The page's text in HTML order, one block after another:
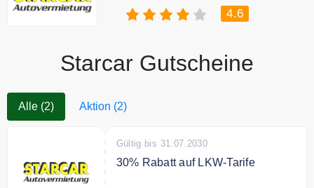
4.6
Starcar Gutscheine
Alle (2) Aktion (2)
Gültig bis 31.07.2030
30% Rabatt auf LKW-Tarife